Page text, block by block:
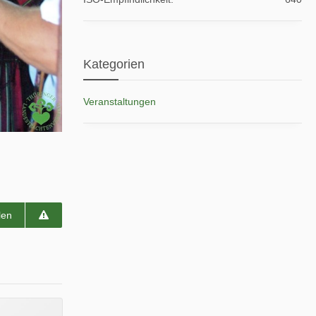
Kategorien
Veranstaltungen